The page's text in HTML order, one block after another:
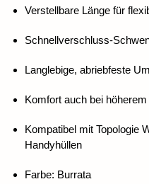
Verstellbare Länge für
Schnellverschluss-
Langlebige, abriebfeste
Komfort auch bei
Kompatibel mit Topologie
Handyhüllen
Farbe: Burrata